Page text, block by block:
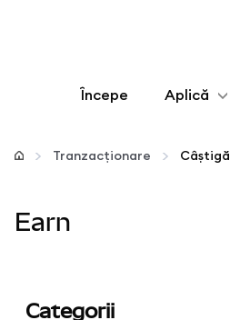
Începe Aplică
Configurează
Protejează-te
Tranzacționare Câștigă
Earn
Categorii